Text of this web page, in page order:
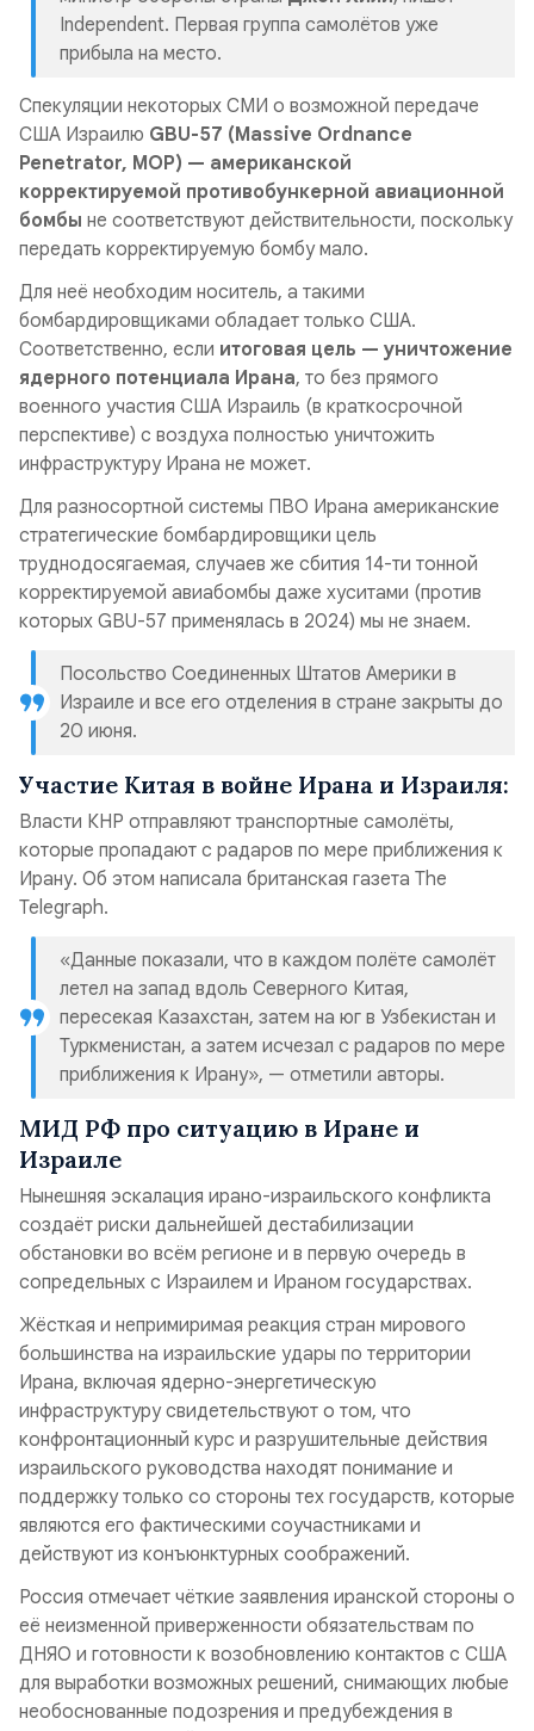
Independent. Первая группа самолётов уже
прибыла на место.
Спекуляции некоторых СМИ о возможной передаче
США Израилю GBU-57 (Massive Ordnance
Penetrator, MOP) — американской
корректируемой противобункерной авиационной
бомбы не соответствуют действительности, поскольку
передать корректируемую бомбу мало.
Для неё необходим носитель, а такими
бомбардировщиками обладает только США.
Соответственно, если итоговая цель — уничтожение
ядерного потенциала Ирана, то без прямого
военного участия США Израиль (в краткосрочной
перспективе) с воздуха полностью уничтожить
инфраструктуру Ирана не может.
Для разносортной системы ПВО Ирана американские
стратегические бомбардировщики цель
труднодосягаемая, случаев же сбития 14-ти тонной
корректируемой авиабомбы даже хуситами (против
которых GBU-57 применялась в 2024) мы не знаем.
Посольство Соединенных Штатов Америки в
Израиле и все его отделения в стране закрыты до
20 июня.
Участие Китая в войне Ирана и Израиля:
Власти КНР отправляют транспортные самолёты,
которые пропадают с радаров по мере приближения к
Ирану. Об этом написала британская газета The
Telegraph.
«Данные показали, что в каждом полёте самолёт
летел на запад вдоль Северного Китая,
пересекая Казахстан, затем на юг в Узбекистан и
Туркменистан, а затем исчезал с радаров по мере
приближения к Ирану», — отметили авторы.
МИД РФ про ситуацию в Иране и
Израиле
Нынешняя эскалация ирано-израильского конфликта
создаёт риски дальнейшей дестабилизации
обстановки во всём регионе и в первую очередь в
сопредельных с Израилем и Ираном государствах.
Жёсткая и непримиримая реакция стран мирового
большинства на израильские удары по территории
Ирана, включая ядерно-энергетическую
инфраструктуру свидетельствуют о том, что
конфронтационный курс и разрушительные действия
израильского руководства находят понимание и
поддержку только со стороны тех государств, которые
являются его фактическими соучастниками и
действуют из конъюнктурных соображений.
Россия отмечает чёткие заявления иранской стороны о
её неизменной приверженности обязательствам по
ДНЯО и готовности к возобновлению контактов с США
для выработки возможных решений, снимающих любые
необоснованные подозрения и предубеждения в